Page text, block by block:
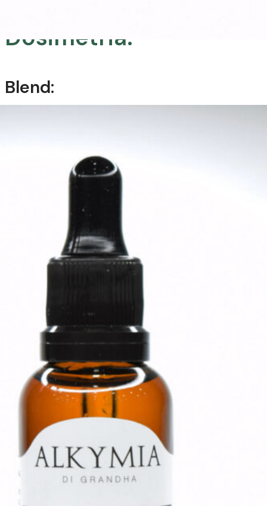
Dosimetria:
Blend:
5 litros de água.
Sugestão:
Blend:
8 ml de óleo vegetal de abacate
– antioxidante;
5 ml de óleo vegetal de
calêndula– cicatrizante,
analgésico, antisséptico
2 ml de óleo vegetal de rosa
mosqueta– regenerador
2 gotas de hortelã pimenta
refrescante, estimulante
circulatório local